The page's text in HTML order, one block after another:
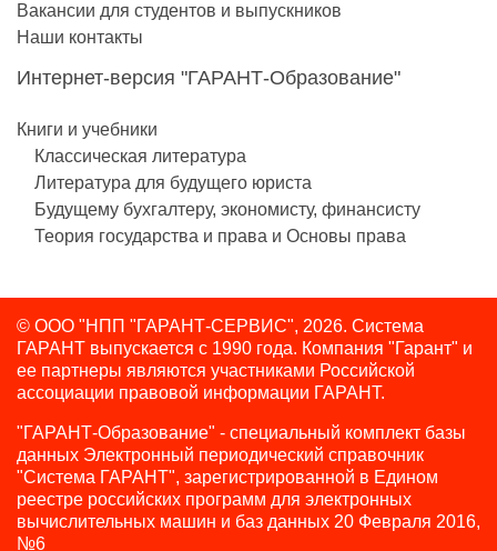
Вакансии для студентов и выпускников
Наши контакты
Интернет-версия "ГАРАНТ-Образование"
Книги и учебники
Классическая литература
Литература для будущего юриста
Будущему бухгалтеру, экономисту, финансисту
Теория государства и права и Основы права
© ООО "НПП "ГАРАНТ-СЕРВИС", 2026. Система
ГАРАНТ выпускается с 1990 года. Компания "Гарант" и
ее партнеры являются участниками Российской
ассоциации правовой информации ГАРАНТ.
"ГАРАНТ-Образование" - специальный комплект базы
данных Электронный периодический справочник
"Система ГАРАНТ", зарегистрированной в Едином
реестре российских программ для электронных
вычислительных машин и баз данных 20 Февраля 2016,
№6